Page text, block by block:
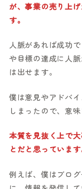
が、事業の売り上
す。
人脈があれば成功
や目標の達成に人
は出せます。
僕は意見やアドバ
しまったので、意
本質を見抜く上で
とだと思っています
例えば、僕はブロ